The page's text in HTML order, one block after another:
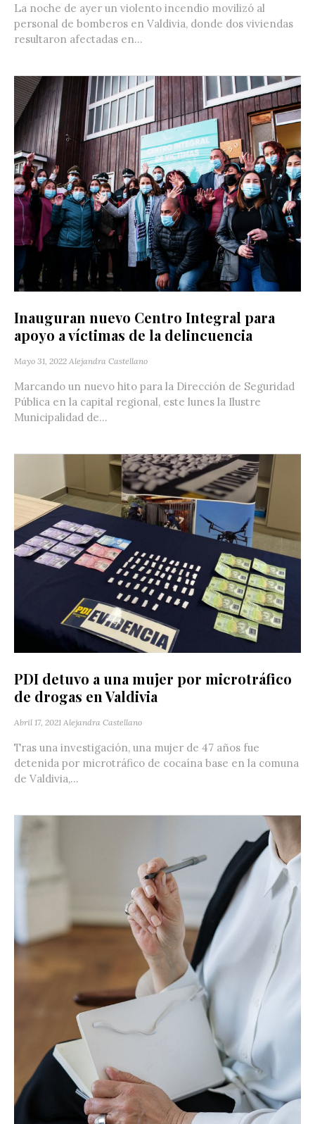
La noche de ayer un violento incendio movilizó al
personal de bomberos en Valdivia, donde dos viviendas
resultaron afectadas en...
Inauguran nuevo Centro Integral para
apoyo a víctimas de la delincuencia
Mayo 31, 2022 Alejandra Castellano
Marcando un nuevo hito para la Dirección de Seguridad
Pública en la capital regional, este lunes la Ilustre
Municipalidad de...
PDI detuvo a una mujer por microtráfico
de drogas en Valdivia
Abril 17, 2021 Alejandra Castellano
Tras una investigación, una mujer de 47 años fue
detenida por microtráfico de cocaína base en la comuna
de Valdivia,...